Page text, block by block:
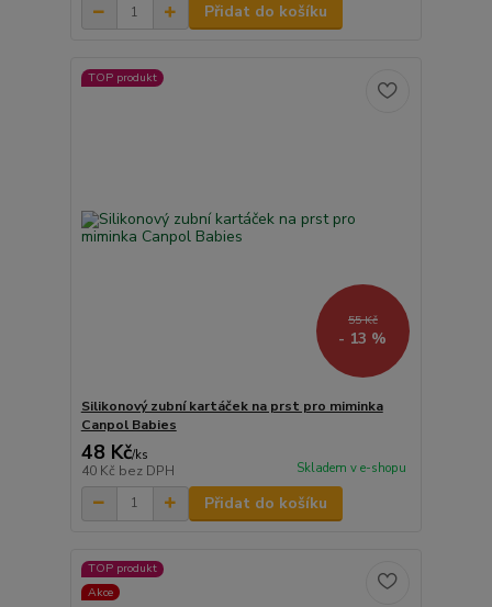
Přidat do košíku
TOP produkt
55 Kč
- 13 %
Silikonový zubní kartáček na prst pro miminka
Canpol Babies
48 Kč/ks
40 Kč bez DPH Skladem v e-shopu
Přidat do košíku
TOP produkt
Akce